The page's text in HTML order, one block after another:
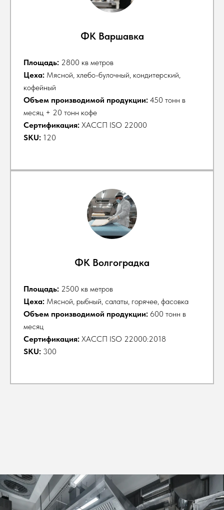
ФК Варшавка
Площадь: 2800 кв метров
Цеха: Мясной, хлебо-булочный, кондитерский,
кофейный
Объем производимой продукции: 450 тонн в
месяц + 20 тонн кофе
Сертификация: ХАССП ISO 22000
SKU: 120
ФК Волгоградка
Площадь: 2500 кв метров
Цеха: Мясной, рыбный, салаты, горячее, фасовка
Объем производимой продукции: 600 тонн в
месяц
Сертификация: ХАССП ISO 22000:2018
SKU: 300